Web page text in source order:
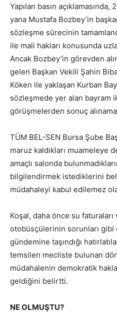
Yapılan basın açıklamasında,
yana Mustafa Bozbey’in
sözleşme sürecinin
ile mali hakları konusunda
Ancak Bozbey’in görevden
gelen Başkan Vekili Şahin
Köken ile yaklaşan Kurban
sözleşmede yer alan bayram
görüşmelerden sonuç
TÜM BEL-SEN Bursa Şube
maruz kaldıkları muameleye
amaçlı salonda
bilgilendirmek istediklerini
müdahaleyi kabul edilemez
Koşal, daha önce su
otobüsçülerinin sorunları gibi
gündemine taşındığı
temsilen mecliste bulunan
müdahalenin demokratik
geldiğini belirtti.
NE OLMUŞTU?